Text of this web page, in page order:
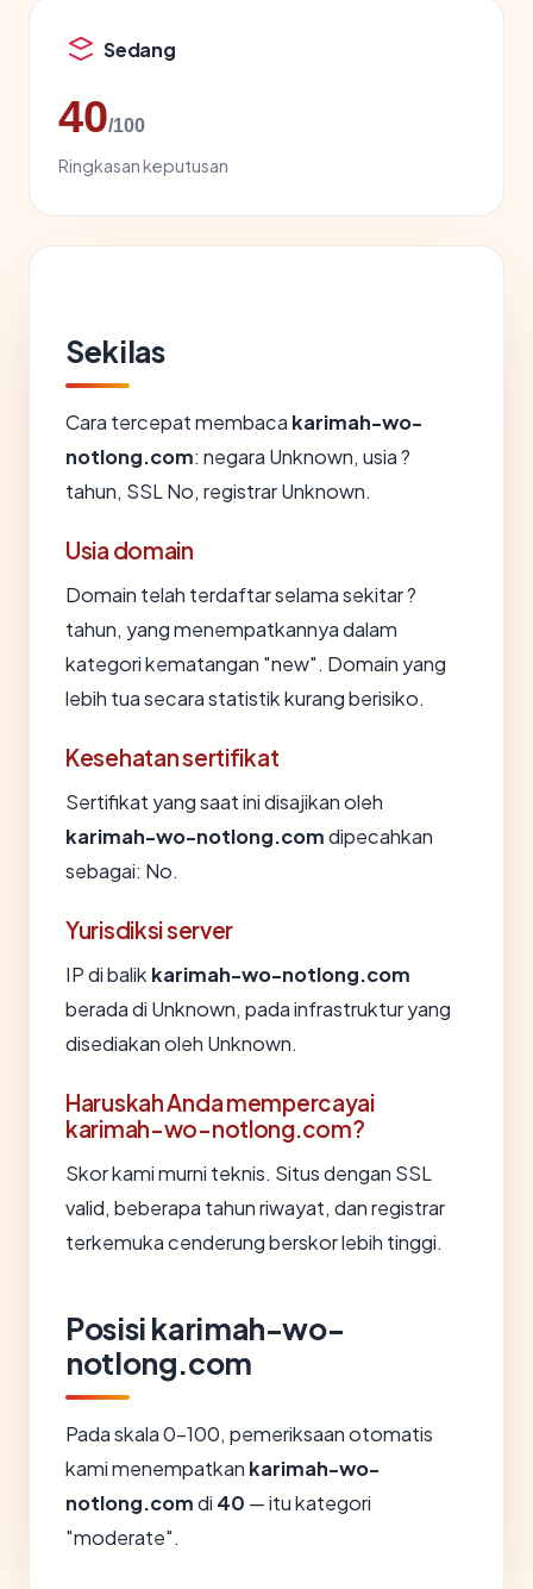
Sedang
40/100
Ringkasan keputusan
Sekilas
Cara tercepat membaca karimah-wo-
notlong.com: negara Unknown, usia ?
tahun, SSL No, registrar Unknown.
Usia domain
Domain telah terdaftar selama sekitar ?
tahun, yang menempatkannya dalam
kategori kematangan "new". Domain yang
lebih tua secara statistik kurang berisiko.
Kesehatan sertifikat
Sertifikat yang saat ini disajikan oleh
karimah-wo-notlong.comdipecahkan
sebagai: No.
Yurisdiksi server
IP di balik karimah-wo-notlong.com
berada di Unknown, pada infrastruktur yang
disediakan oleh Unknown.
Haruskah Anda mempercayai
karimah-wo-notlong.com?
Skor kami murni teknis. Situs dengan SSL
valid, beberapa tahun riwayat, dan registrar
terkemuka cenderung berskor lebih tinggi.
Posisi karimah-wo-
notlong.com
Pada skala 0-100, pemeriksaan otomatis
kami menempatkan karimah-wo-
notlong.comdi 40 — itu kategori
"moderate".